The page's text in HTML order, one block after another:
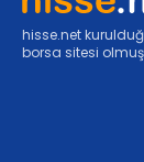
hisse.net
borsa sitesi